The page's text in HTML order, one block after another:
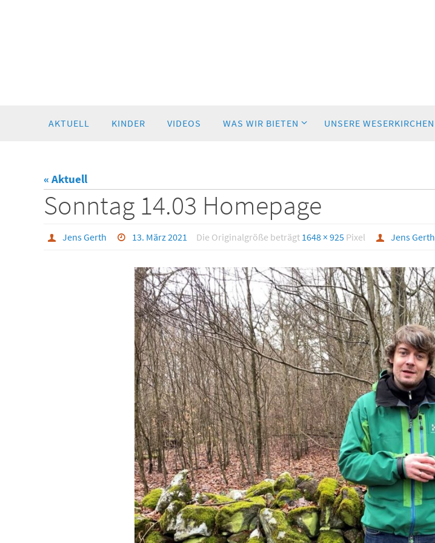
AKTUELL KINDER VIDEOS WAS WIR BIETEN UNSERE WESERKIRCHEN
« Aktuell
Sonntag 14.03 Homepage
Jens Gerth 13. März 2021 Die Originalgröße beträgt 1648 × 925 Pixel Jens Gerth